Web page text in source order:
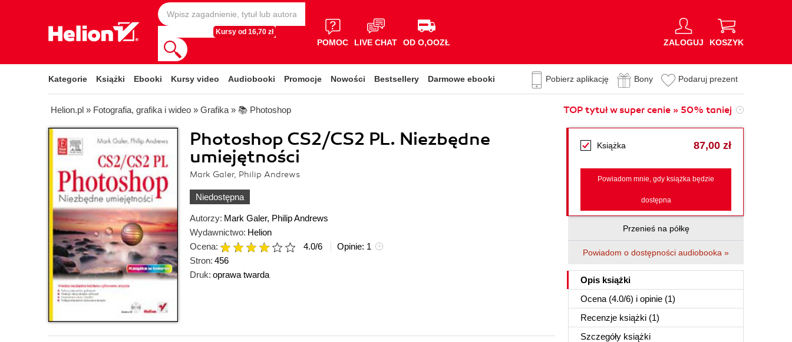
Kursy od 16,70 zł
POMOC LIVE CHAT OD O,OOZŁ ZALOGUJ KOSZYK
Kategorie Książki Ebooki Kursy video Audiobooki Promocje Nowości Bestsellery Darmowe ebooki Pobierz aplikację Bony Podaruj prezent
Helion.pl » Fotografia, grafika i wideo » Grafika » 📚 Photoshop TOP tytuł w super cenie » 50% taniej
Photoshop CS2/CS2 PL. Niezbędne
umiejętności
Mark Galer, Philip Andrews
Niedostępna
Autorzy: Mark Galer, Philip Andrews
Wydawnictwo: Helion
Ocena:
4.0/6 Opinie: 1
Stron: 456
Druk: oprawa twarda
Książka 87,00 zł
Powiadom mnie, gdy książka będzie
dostępna
Przenieś na półkę
Powiadom o dostępności audiobooka »
Opis książki
Ocena (4.0/6) i opinie (1)
Recenzje książki (1)
Szczegóły książki